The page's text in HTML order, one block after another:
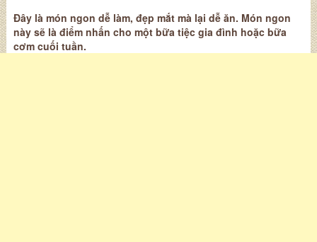
Đây là món ngon dễ làm, đẹp mắt mà lại dễ ăn. Món ngon
này sẽ là điểm nhấn cho một bữa tiệc gia đình hoặc bữa
cơm cuối tuần.